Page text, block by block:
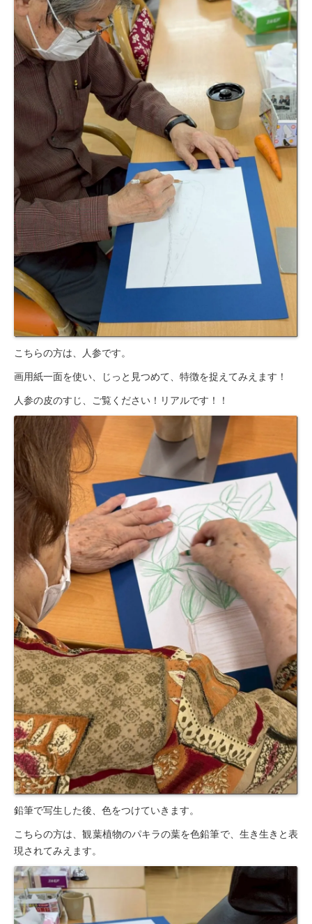
こちらの方は、人参です。
画用紙一面を使い、じっと見つめて、特徴を捉えてみえます！
人参の皮のすじ、ご覧ください！リアルです！！
鉛筆で写生した後、色をつけていきます。
こちらの方は、観葉植物のパキラの葉を色鉛筆で、生き生きと表
現されてみえます。